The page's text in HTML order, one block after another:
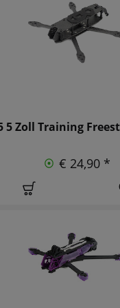
5 Zoll Training
€ 24,90 *